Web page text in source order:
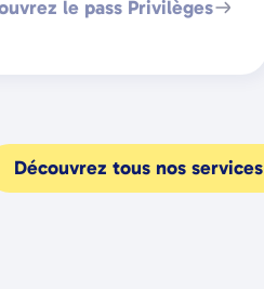
le pass Privilèges
Découvrez tous nos services